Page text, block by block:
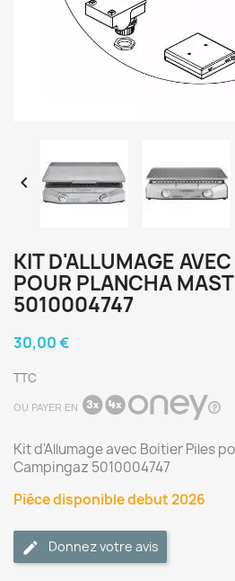

KIT D'ALLUMAGE
POUR PLANCHA
5010004747
30,00 €
TTC
OU PAYER EN
Kit d'Allumage avec Boitier Piles
Campingaz 5010004747
Piéce disponible debut 2026
Donnez votre avis